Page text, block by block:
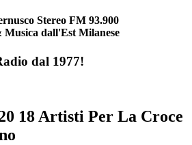
Stereo FM 93.900
Musica dall'Est Milanese
dal 1977!
18 Artisti Per La Croce